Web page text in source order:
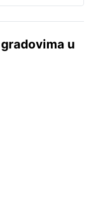
u